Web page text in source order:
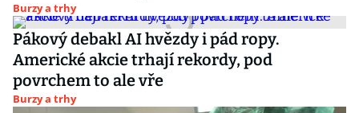
Burzy a trhy
Pákový debakl AI hvězdy i pád ropy.
Americké akcie trhají rekordy, pod
povrchem to ale vře
Burzy a trhy